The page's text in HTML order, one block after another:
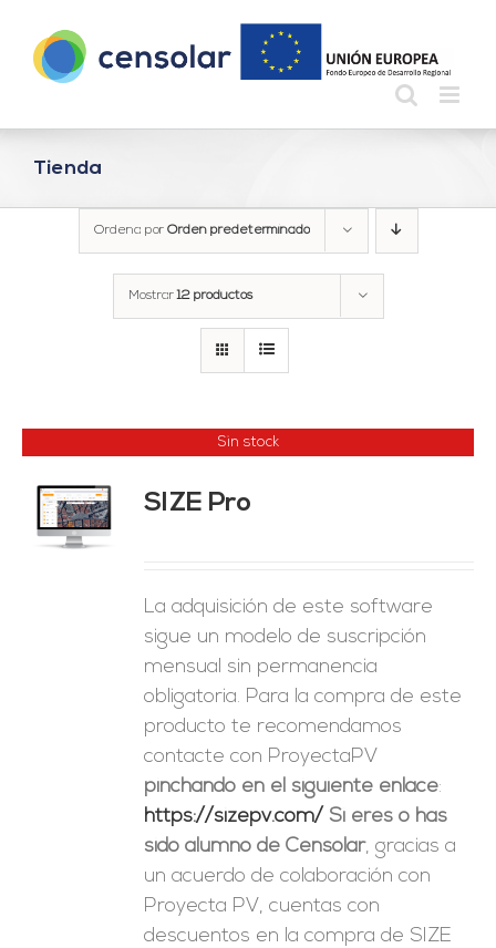
contenido
Tienda
Ordena por Orden predeterminado
Mostrar12 productos
Sin stock
SIZE Pro
La adquisición de este software
sigue un modelo de suscripción
mensual sin permanencia
obligatoria. Para la compra de este
producto te recomendamos
contacte con ProyectaPV
pinchando en el siguiente enlace:
https://sizepv.com/ Si eres o has
sido alumno de Censolar, gracias a
un acuerdo de colaboración con
Proyecta PV, cuentas con
descuentos en la compra de SIZE